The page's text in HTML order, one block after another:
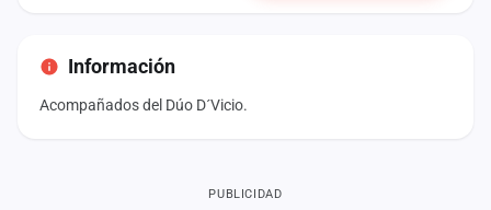
Información
Acompañados del Dúo D´Vicio.
PUBLICIDAD